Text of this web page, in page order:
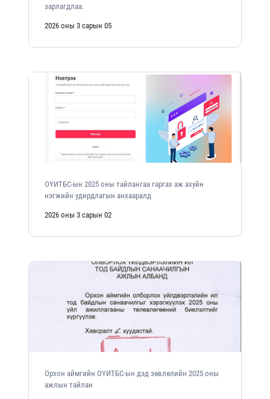
зарлагдлаа.
2026 оны 3 сарын 05
ОҮИТБС-ын 2025 оны тайлангаа гаргах аж ахуйн
нэгжийн удирдлагын анхааралд
2026 оны 3 сарын 02
Орхон аймгийн ОҮИТБС-ын дэд зөвлөлийн 2025 оны
ажлын тайлан